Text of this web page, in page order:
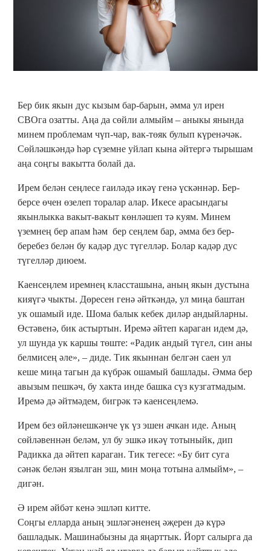
Бер бик якын дус кызым бар-барын, әмма ул ирен
СВОга озатты. Аңа да сөйли алмыйм – аныкы янында
минем проблемам чүп-чар, вак-төяк булып күренәчәк.
Сөйләшкәндә һәр сүземне уйлап кына әйтергә тырышам
аңа соңгы вакытта болай да.
Ирем белән сеңлесе гаиләдә икәү генә үскәннәр. Бер-
берсе өчен өзелеп торалар алар. Икесе арасындагы
якынлыкка вакыт-вакыт көнләшеп тә куям. Минем
үземнең бер апам һәм бер сеңлем бар, әмма без бер-
беребез белән бу кадәр дус түгелләр. Болар кадәр дус
түгелләр диюем.
Каенсеңлем иремнең классташына, аның якын дустына
кияүгә чыкты. Дөресен генә әйткәндә, ул миңа баштан
ук ошамый иде. Шома балык кебек диләр андыйларны.
Өстәвенә, бик астыртын. Иремә әйтеп караган идем дә,
ул шунда ук каршы төште: «Радик андый түгел, син аны
белмисең әле», – диде. Тик якыннан белгән саен ул
кеше миңа тагын да күбрәк ошамый башлады. Әмма бер
авызым пешкәч, бу хакта инде башка сүз кузгатмадым.
Иремә дә әйтмәдем, бигрәк тә каенсеңлемә.
Ирем без өйләнешкәнче үк үз эшен ачкан иде. Аның
сөйләвеннән беләм, ул бу эшкә икәү тотыныйк, дип
Радикка да әйтеп караган. Тик тегесе: «Бу бит суга
сәнәк белән язылган эш, мин моңа тотына алмыйм», –
дигән.
Ә ирем әйбәт кенә эшләп китте.
Соңгы елларда аның эшләгәненең әҗерен дә күрә
башладык. Машинабызны да яңарттык. Йорт салырга да